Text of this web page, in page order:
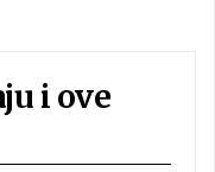
i ove